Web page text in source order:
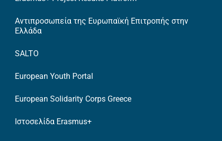
Αντιπροσωπεία της Ευρωπαϊκή Επιτροπής στην
Ελλάδα
SALTO
European Youth Portal
European Solidarity Corps Greece
Ιστοσελίδα Erasmus+